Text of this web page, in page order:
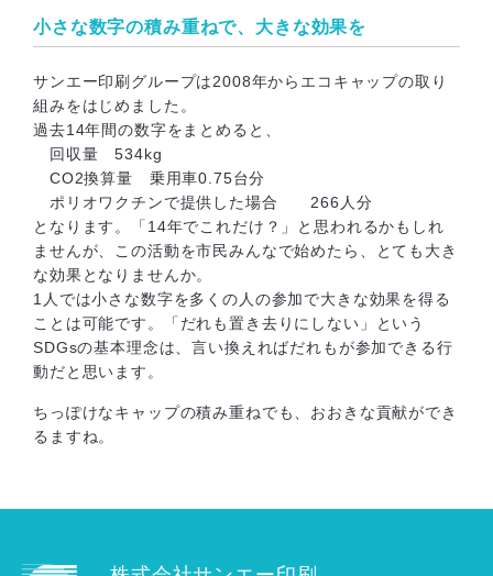
小さな数字の積み重ねで、大きな効果を
サンエー印刷グループは2008年からエコキャップの取り
組みをはじめました。
過去14年間の数字をまとめると、
回収量 534kg
CO2換算量 乗用車0.75台分
ポリオワクチンで提供した場合 266人分
となります。「14年でこれだけ？」と思われるかもしれ
ませんが、この活動を市民みんなで始めたら、とても大き
な効果となりませんか。
1人では小さな数字を多くの人の参加で大きな効果を得る
ことは可能です。「だれも置き去りにしない」という
SDGsの基本理念は、言い換えればだれもが参加できる行
動だと思います。
ちっぽけなキャップの積み重ねでも、おおきな貢献ができ
るますね。